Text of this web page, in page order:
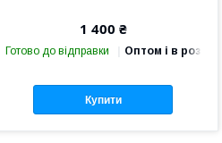
1 400 ₴
Готово до відправки Оптом і в роздріб
Купити